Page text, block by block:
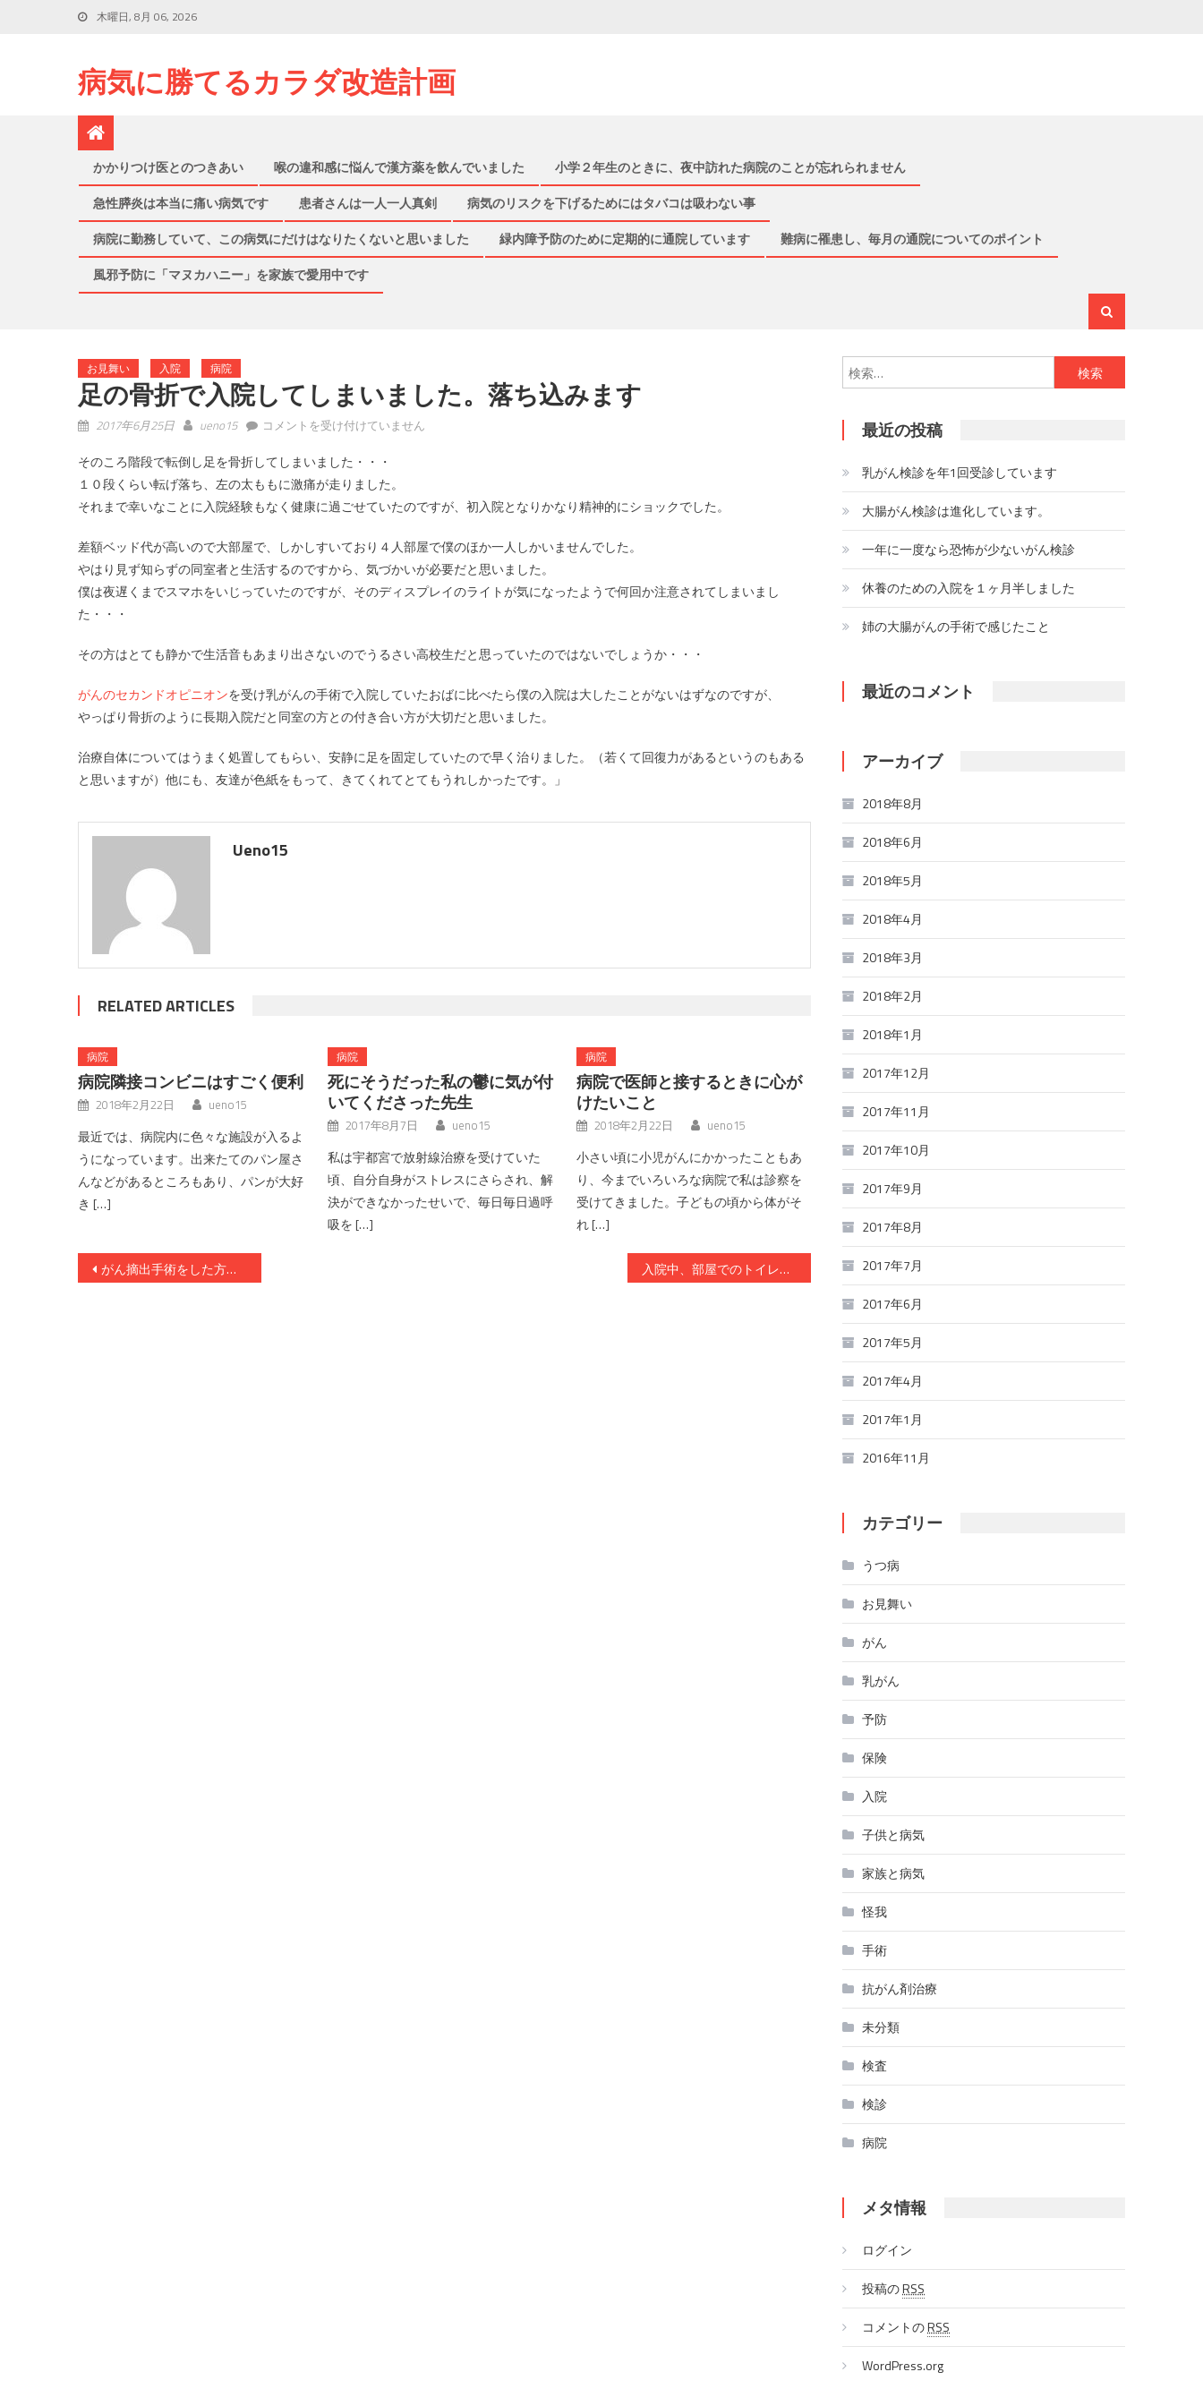
木曜日, 8月 06, 2026
病気に勝てるカラダ改造計画
かかりつけ医とのつきあい 喉の違和感に悩んで漢方薬を飲んでいました
小学２年生のときに、夜中訪れた病院のことが忘れられません
急性膵炎は本当に痛い病気です
患者さんは一人一人真剣
病気のリスクを下げるためにはタバコは吸わない事
病院に勤務していて、この病気にだけはなりたくないと思いました
緑内障予防のために定期的に通院しています
難病に罹患し、毎月の通院についてのポイント
風邪予防に「マヌカハニー」を家族で愛用中です
お見舞い 入院 病院
足の骨折で入院してしまいました。落ち込みます
2017年6月25日 ueno15 足の骨折で入院してしまいました。落ち込みます は
コメントを受け付けていません
そのころ階段で転倒し足を骨折してしまいました・・・
１０段くらい転げ落ち、左の太ももに激痛が走りました。
それまで幸いなことに入院経験もなく健康に過ごせていたのですが、初入院となりかなり精神的にショックでした。
差額ベッド代が高いので大部屋で、しかしすいており４人部屋で僕のほか一人しかいませんでした。
やはり見ず知らずの同室者と生活するのですから、気づかいが必要だと思いました。
僕は夜遅くまでスマホをいじっていたのですが、そのディスプレイのライトが気になったようで何回か注意されてしまいまし
た・・・
その方はとても静かで生活音もあまり出さないのでうるさい高校生だと思っていたのではないでしょうか・・・
がんのセカンドオピニオンを受け乳がんの手術で入院していたおばに比べたら僕の入院は大したことがないはずなのですが、
やっぱり骨折のように長期入院だと同室の方との付き合い方が大切だと思いました。
治療自体についてはうまく処置してもらい、安静に足を固定していたので早く治りました。（若くて回復力があるというのもある
と思いますが）他にも、友達が色紙をもって、きてくれてとてもうれしかったです。」
Ueno15
RELATED ARTICLES
病院
病院隣接コンビニはすごく便利
2018年2月22日 ueno15
最近では、病院内に色々な施設が入るよ
うになっています。出来たてのパン屋さ
んなどがあるところもあり、パンが大好
き […]
病院
死にそうだった私の鬱に気が付
いてくださった先生
2017年8月7日 ueno15
私は宇都宮で放射線治療を受けていた
頃、自分自身がストレスにさらされ、解
決ができなかったせいで、毎日毎日過呼
吸を […]
病院
病院で医師と接するときに心が
けたいこと
2018年2月22日 ueno15
小さい頃に小児がんにかかったこともあ
り、今までいろいろな病院で私は診察を
受けてきました。子どもの頃から体がそ
れ […]
投稿ナビゲーション
がん摘出手術をした方がいいのか迷った 入院中、部屋でのトイレの注意事項
検索:
最近の投稿
乳がん検診を年1回受診しています
大腸がん検診は進化しています。
一年に一度なら恐怖が少ないがん検診
休養のための入院を１ヶ月半しました
姉の大腸がんの手術で感じたこと
最近のコメント
アーカイブ
2018年8月
2018年6月
2018年5月
2018年4月
2018年3月
2018年2月
2018年1月
2017年12月
2017年11月
2017年10月
2017年9月
2017年8月
2017年7月
2017年6月
2017年5月
2017年4月
2017年1月
2016年11月
カテゴリー
うつ病
お見舞い
がん
乳がん
予防
保険
入院
子供と病気
家族と病気
怪我
手術
抗がん剤治療
未分類
検査
検診
病院
メタ情報
ログイン
投稿のRSS
コメントのRSS
WordPress.org